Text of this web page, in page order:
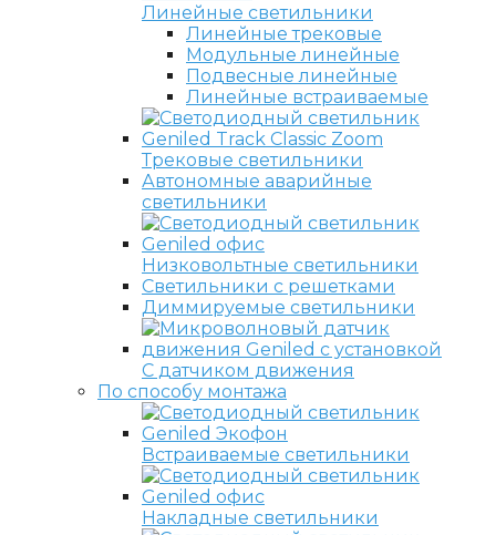
Линейные светильники
Линейные трековые
Модульные линейные
Подвесные линейные
Линейные встраиваемые
Трековые светильники
Автономные аварийные
светильники
Низковольтные светильники
Светильники с решетками
Диммируемые светильники
С датчиком движения
По способу монтажа
Встраиваемые светильники
Накладные светильники